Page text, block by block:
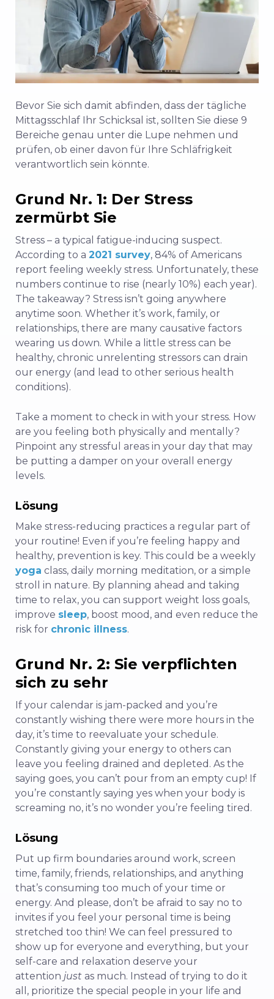
Bevor Sie sich damit abfinden, dass der tägliche
Mittagsschlaf Ihr Schicksal ist, sollten Sie diese 9
Bereiche genau unter die Lupe nehmen und
prüfen, ob einer davon für Ihre Schläfrigkeit
verantwortlich sein könnte.
Grund Nr. 1: Der Stress
zermürbt Sie
Stress – a typical fatigue-inducing suspect.
According to a 2021 survey, 84% of Americans
report feeling weekly stress. Unfortunately, these
numbers continue to rise (nearly 10%) each year).
The takeaway? Stress isn’t going anywhere
anytime soon. Whether it’s work, family, or
relationships, there are many causative factors
wearing us down. While a little stress can be
healthy, chronic unrelenting stressors can drain
our energy (and lead to other serious health
conditions).
Take a moment to check in with your stress. How
are you feeling both physically and mentally?
Pinpoint any stressful areas in your day that may
be putting a damper on your overall energy
levels.
Lösung
Make stress-reducing practices a regular part of
your routine! Even if you’re feeling happy and
healthy, prevention is key. This could be a weekly
yoga class, daily morning meditation, or a simple
stroll in nature. By planning ahead and taking
time to relax, you can support weight loss goals,
improve sleep, boost mood, and even reduce the
risk for chronic illness.
Grund Nr. 2: Sie verpflichten
sich zu sehr
If your calendar is jam-packed and you’re
constantly wishing there were more hours in the
day, it’s time to reevaluate your schedule.
Constantly giving your energy to others can
leave you feeling drained and depleted. As the
saying goes, you can’t pour from an empty cup! If
you’re constantly saying yes when your body is
screaming no, it’s no wonder you’re feeling tired.
Lösung
Put up firm boundaries around work, screen
time, family, friends, relationships, and anything
that’s consuming too much of your time or
energy. And please, don’t be afraid to say no to
invites if you feel your personal time is being
stretched too thin! We can feel pressured to
show up for everyone and everything, but your
self-care and relaxation deserve your
attention just as much. Instead of trying to do it
all, prioritize the special people in your life and